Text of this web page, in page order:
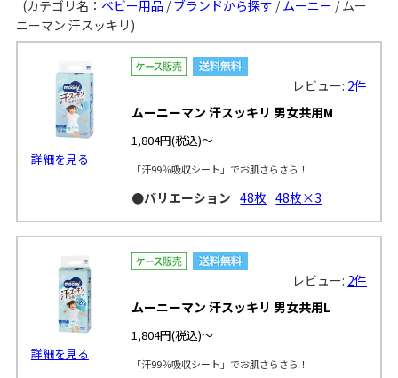
(カテゴリ名： ベビー用品 /ブランドから探す /ムーニー / ムー
ニーマン 汗スッキリ)
詳細を見る
レビュー: 2件
ムーニーマン 汗スッキリ 男女共用M
1,804円(税込)～
「汗99％吸収シート」でお肌さらさら！
●バリエーション 48枚 48枚×3
詳細を見る
レビュー: 2件
ムーニーマン 汗スッキリ 男女共用L
1,804円(税込)～
「汗99％吸収シート」でお肌さらさら！